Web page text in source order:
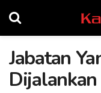
Jabatan
Dijalankan